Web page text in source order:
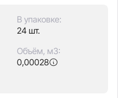
В упаковке:
24 шт.
Объём, м3:
0,00028